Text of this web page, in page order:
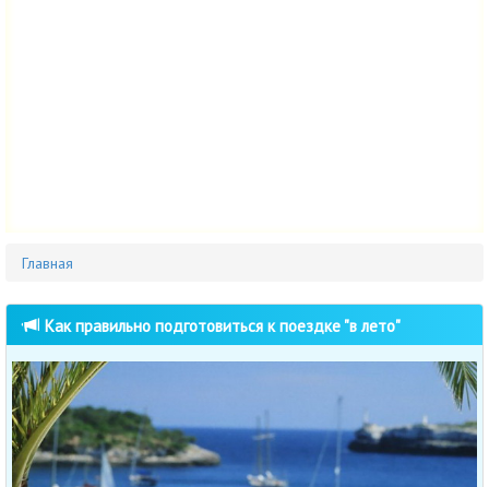
Главная
Как правильно подготовиться к поездке "в лето"